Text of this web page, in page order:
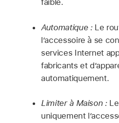
faible.
Automatique : Le
l’accessoire à se
services Internet
fabricants et
automatiquement.
Limiter à Maison :
uniquement